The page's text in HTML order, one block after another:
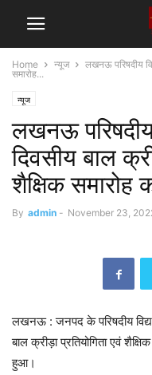
Home न्यूज
लखनऊ परिषदीय
समारोह...
न्यूज
लखनऊ परिषदीय
दिवसीय बाल
शैक्षिक समारोह
By admin - November 23,
लखनऊ : जनपद के परिषदीय
बाल क्रीड़ा प्रतियोगिता एवं
हुआ।